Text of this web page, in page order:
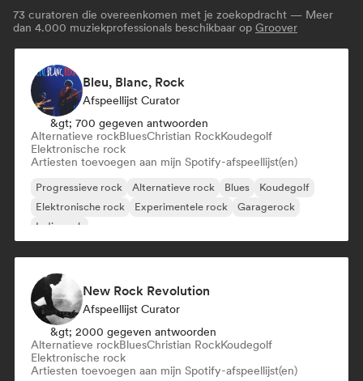
73 curatoren die overeenkomen met je zoekopdracht — Meer
dan 4.000 muziekprofessionals beschikbaar op Groover
Bleu, Blanc, Rock
Afspeellijst Curator
&gt; 700 gegeven antwoorden
Alternatieve rockBluesChristian RockKoudegolf
Elektronische rock
Artiesten toevoegen aan mijn Spotify-afspeellijst(en)
Progressieve rock Alternatieve rock Blues
Koudegolf
Elektronische rock
Experimentele rock
Garagerock
Indie rock
New Rock Revolution
Afspeellijst Curator
&gt; 2000 gegeven antwoorden
Alternatieve rockBluesChristian RockKoudegolf
Elektronische rock
Artiesten toevoegen aan mijn Spotify-afspeellijst(en)